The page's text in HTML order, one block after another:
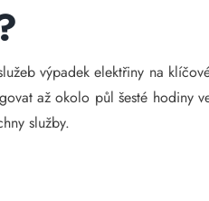
výpadek elektřiny na
až okolo půl šesté hodiny
služby.